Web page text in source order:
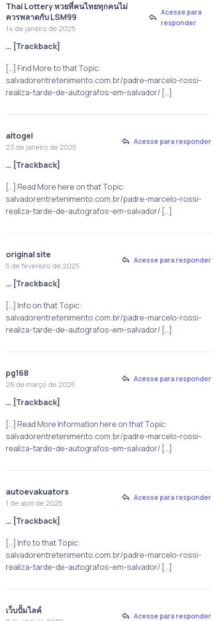
Thai Lottery หวยที่คนไทยทุกคนไม่
ควรพลาดกับ LSM99
14 de janeiro de 2025
Acesse para
responder
… [Trackback]
[…] Find More to that Topic:
salvadorentretenimento.com.br/padre-marcelo-rossi-
realiza-tarde-de-autografos-em-salvador/ […]
altogel
23 de janeiro de 2025
Acesse para responder
… [Trackback]
[…] Read More here on that Topic:
salvadorentretenimento.com.br/padre-marcelo-rossi-
realiza-tarde-de-autografos-em-salvador/ […]
original site
5 de fevereiro de 2025
Acesse para responder
… [Trackback]
[…] Info on that Topic:
salvadorentretenimento.com.br/padre-marcelo-rossi-
realiza-tarde-de-autografos-em-salvador/ […]
pg168
26 de março de 2025
Acesse para responder
… [Trackback]
[…] Read More Information here on that Topic:
salvadorentretenimento.com.br/padre-marcelo-rossi-
realiza-tarde-de-autografos-em-salvador/ […]
autoevakuators
1 de abril de 2025
Acesse para responder
… [Trackback]
[…] Info to that Topic:
salvadorentretenimento.com.br/padre-marcelo-rossi-
realiza-tarde-de-autografos-em-salvador/ […]
เว็บปั้มไลค์
Acesse para responder